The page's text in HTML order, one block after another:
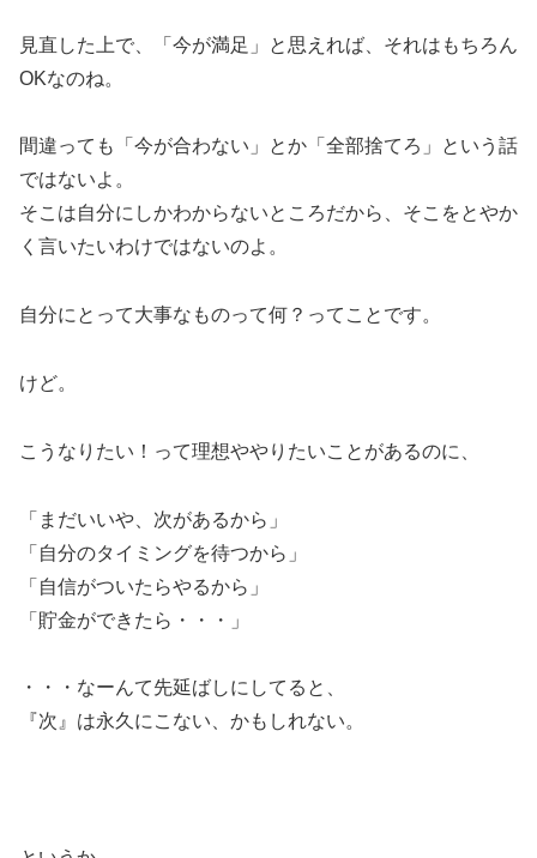
見直した上で、「今が満足」と思えれば、それはもちろん
OKなのね。
間違っても「今が合わない」とか「全部捨てろ」という話
ではないよ。
そこは自分にしかわからないところだから、そこをとやか
く言いたいわけではないのよ。
自分にとって大事なものって何？ってことです。
けど。
こうなりたい！って理想ややりたいことがあるのに、
「まだいいや、次があるから」
「自分のタイミングを待つから」
「自信がついたらやるから」
「貯金ができたら・・・」
・・・なーんて先延ばしにしてると、
『次』は永久にこない、かもしれない。